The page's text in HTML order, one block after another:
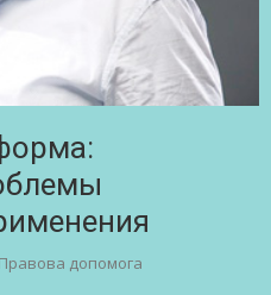
Правова допомога